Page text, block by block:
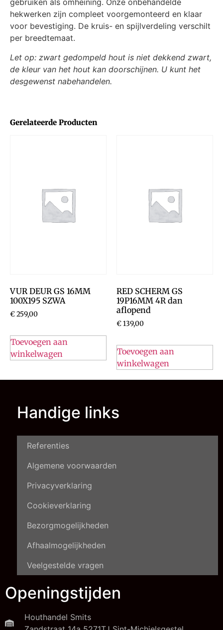
Gerelateerde Producten
VUR DEUR GS 16MM
100X195 SZWA
€259,00
Toevoegen aan
winkelwagen
RED SCHERM GS
19P16MM 4R dan
aflopend
€139,00
Toevoegen aan
winkelwagen
gebruiken als omheining. Onze onbehandelde
hekwerken zijn compleet voorgemonteerd en klaar
voor bevestiging. De kruis- en spijlverdeling verschilt
per breedtemaat.
Let op: zwart gedompeld hout is niet dekkend zwart,
de kleur van het hout kan doorschijnen. U kunt het
desgewenst nabehandelen.
Handige links
Referenties
Algemene voorwaarden
Privacyverklaring
Cookieverklaring
Bezorgmogelijkheden
Afhaalmogelijkheden
Veelgestelde vragen
Openingstijden
Houthandel Smits